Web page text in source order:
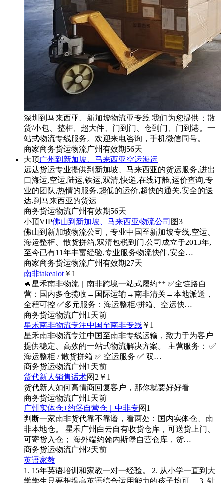
深圳到马来西亚、新加坡物流亚专线 我们为您提供：散
货/小包、整柜、超大件、门到门、仓到门、门到港。一
站式物流专线服务。欢迎来电咨询，手机微信同号。
商家商务货运物流广州有效期56天
大顶广州到新加坡、马来西亚空运海运
远达货运专业提供到新加坡、马来西亚的货运服务,进出
口海运,空运,陆运,铁运,双清,快递,在线订舱,运价查询,专
业的团队,热情的服务,超低的运价,超快的通关,安全的送
达,到马来西亚的货运
商务货运物流广州有效期56天
小顶VIP佛山到新加坡、马来西亚物流公司 图3
佛山到新加坡物流公司，专业中国至新加坡专线,空运、
海运整柜、散货拼箱,双清包税到门.公司成立于2013年,
至今已有11年丰富经验,专业服务物流快件,安全…
商家商务货运物流广州有效期27天
南非takealot ￥1
🔥星禾南非物流｜南非跨境一站式履约** ✅全链路自
营：国内多仓揽收→国际运输→南非清关→本地派送，
全程可控 ✅多元服务：海运整柜/拼箱、空运快…
商务货运物流广州 1天前
星禾南非物流专注中国至南非专线 ￥1
星禾南非物流专注中国至南非专线运输，致力于为客户
提供稳定、高效的一站式物流解决方案。 主营服务： ✅
海运整柜 / 散货拼箱 ✅ 空运服务 ✅ 双…
商务货运物流广州 1天前
货代新人销售话术图2 ￥1
货代新人如何高情商回复客户，那你就要好好看
商务货运物流广州 1天前
广州实体仓+约堡自营仓｜中非专图1
判断一家南非货代靠不靠谱，看两处：国内实体仓、南
非本地仓。 星禾广州白云自有收货仓库，可送货上门、
可寄货入仓； 海外端约翰内斯堡自营仓库，货…
商务货运物流广州 2天前
英语家教
1. 15年英语培训和家教一对一经验。 2. 从小学一直到大
学学生只要想提高英语综合运用能力的孩子均可。 3. 针